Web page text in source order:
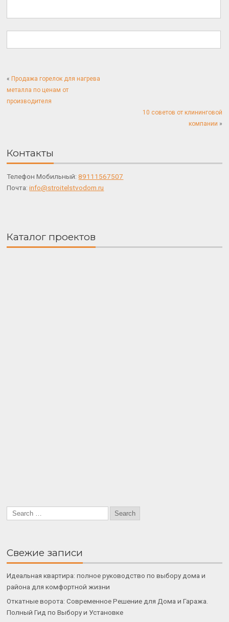
« Продажа горелок для нагрева
металла по ценам от
производителя
10 советов от клининговой
компании »
Контакты
Телефон Мобильный:89111567507
Почта:info@stroitelstvodom.ru
Каталог проектов
Свежие записи
Идеальная квартира: полное руководство по выбору дома и
района для комфортной жизни
Откатные ворота: Современное Решение для Дома и Гаража.
Полный Гид по Выбору и Установке